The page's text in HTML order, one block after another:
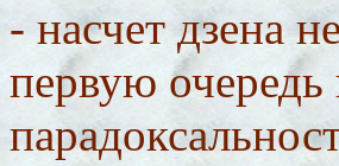
- насчет дзена
первую очередь